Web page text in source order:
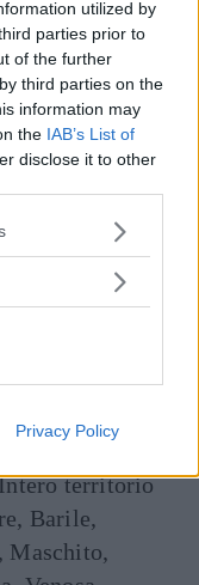
utilized by
parties prior to
of the further
third parties on the
information may
the IAB’s List of
disclose it to other
or more Google
You may click to
in below Google
Privacy Policy
territorio
Barile,
Maschito,